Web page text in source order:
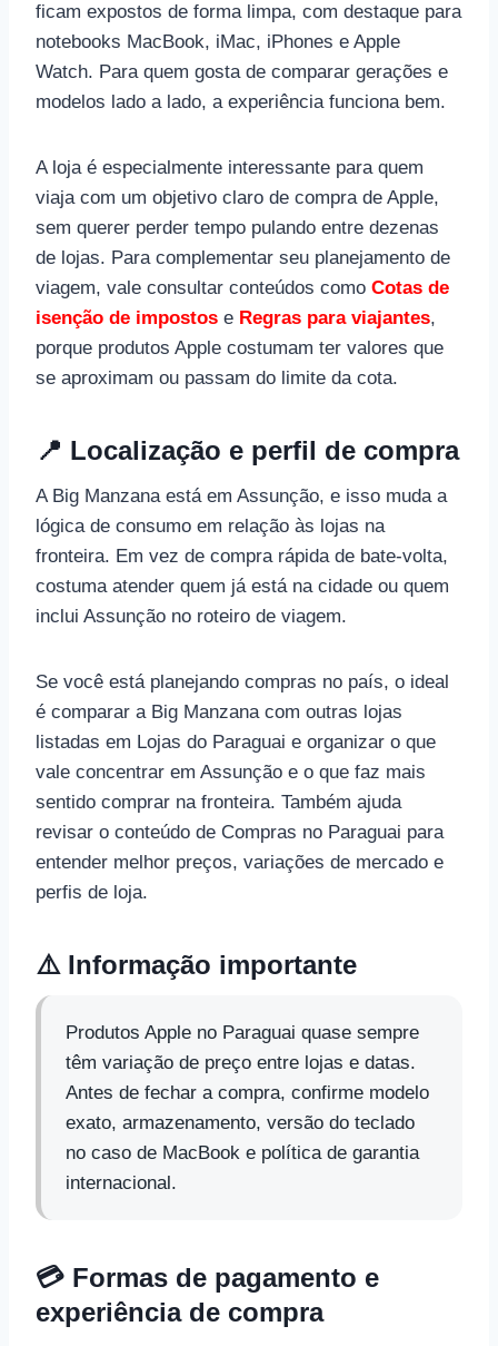
ficam expostos de forma limpa, com destaque para
notebooks MacBook, iMac, iPhones e Apple
Watch. Para quem gosta de comparar gerações e
modelos lado a lado, a experiência funciona bem.
A loja é especialmente interessante para quem
viaja com um objetivo claro de compra de Apple,
sem querer perder tempo pulando entre dezenas
de lojas. Para complementar seu planejamento de
viagem, vale consultar conteúdos como Cotas de
isenção de impostos e Regras para viajantes,
porque produtos Apple costumam ter valores que
se aproximam ou passam do limite da cota.
📍 Localização e perfil de compra
A Big Manzana está em Assunção, e isso muda a
lógica de consumo em relação às lojas na
fronteira. Em vez de compra rápida de bate-volta,
costuma atender quem já está na cidade ou quem
inclui Assunção no roteiro de viagem.
Se você está planejando compras no país, o ideal
é comparar a Big Manzana com outras lojas
listadas em Lojas do Paraguai e organizar o que
vale concentrar em Assunção e o que faz mais
sentido comprar na fronteira. Também ajuda
revisar o conteúdo de Compras no Paraguai para
entender melhor preços, variações de mercado e
perfis de loja.
⚠️ Informação importante
Produtos Apple no Paraguai quase sempre
têm variação de preço entre lojas e datas.
Antes de fechar a compra, confirme modelo
exato, armazenamento, versão do teclado
no caso de MacBook e política de garantia
internacional.
💳 Formas de pagamento e
experiência de compra